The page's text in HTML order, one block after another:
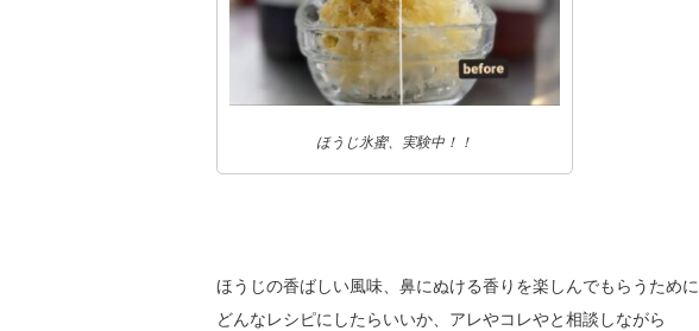
ほうじ氷蜜、実験中！！
ほうじの香ばしい風味、鼻にぬける香りを楽しんでもらうために
どんなレシピにしたらいいか、アレやコレやと相談しながら